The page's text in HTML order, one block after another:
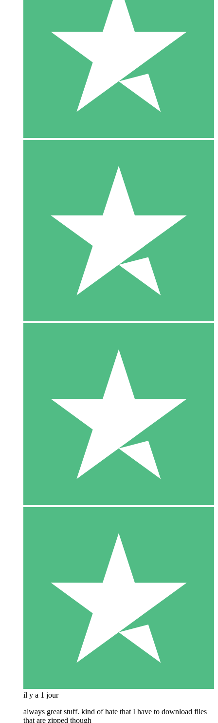
il y a 1 jour
always great stuff. kind of hate that I have to download files
that are zipped though